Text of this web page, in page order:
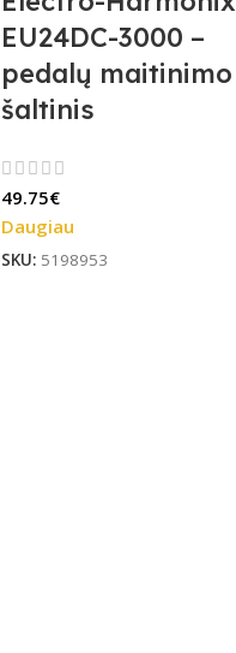
EU24DC-3000 –
pedalų maitinimo
šaltinis
49.75€
Daugiau
SKU: 5198953